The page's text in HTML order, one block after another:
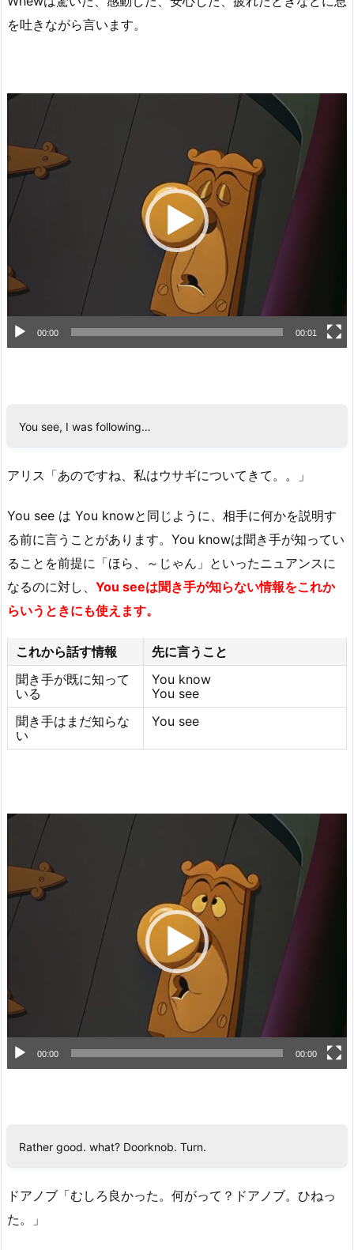
を吐きながら言います。
動
プ
レ
ー
ヤ
00:00 00:01
You see, I was following…
アリス「あのですね、私はウサギについてきて。。」
You see は You knowと同じように、相手に何かを説明す
る前に言うことがあります。You knowは聞き手が知ってい
ることを前提に「ほら、～じゃん」といったニュアンスに
なるのに対し、 You seeは聞き手が知らない情報をこれか
らいうときにも使えます。
これから話す情報
先に言うこと
聞き手が既に知って
いる
You know
You see
聞き手はまだ知らな
い
You see
プ
レ
ー
00:00 00:00
Rather good. what? Doorknob. Turn.
ドアノブ「むしろ良かった。何がって？ドアノブ。ひねっ
た。」